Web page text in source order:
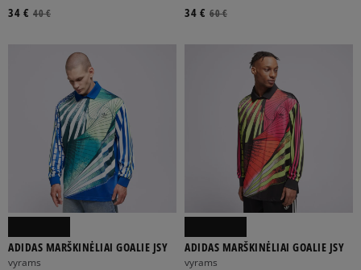
40 €
34 €
60 €
34 €
ADIDAS MARŠKINĖLIAI GOALIE JSY
vyrams
ADIDAS MARŠKINĖLIAI GOALIE JSY
vyrams